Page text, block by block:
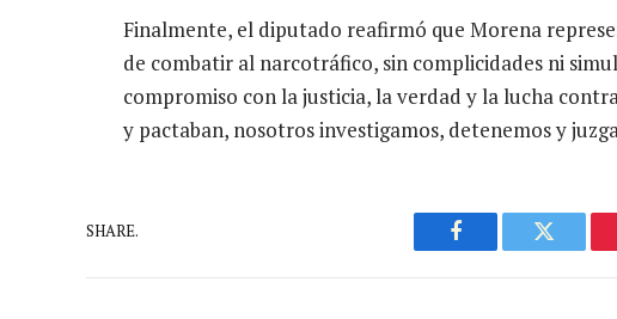
Finalmente, el diputado reafirmó que Morena
de combatir al narcotráfico, sin complicidades ni
compromiso con la justicia, la verdad y la lucha
y pactaban, nosotros investigamos, detenemos y
SHARE.
Facebook Twitter